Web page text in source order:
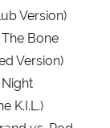
Version)
Bone
Version)
K.I.L.)